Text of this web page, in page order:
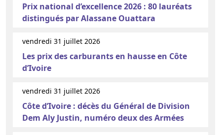
Prix national d’excellence 2026 : 80 lauréats
distingués par Alassane Ouattara
vendredi 31 juillet 2026
Les prix des carburants en hausse en Côte
d’Ivoire
vendredi 31 juillet 2026
Côte d’Ivoire : décès du Général de Division
Dem Aly Justin, numéro deux des Armées